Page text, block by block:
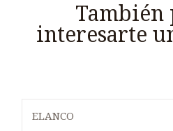
También
interesarte
ELANCO